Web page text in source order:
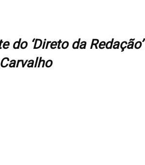
‘Direto da